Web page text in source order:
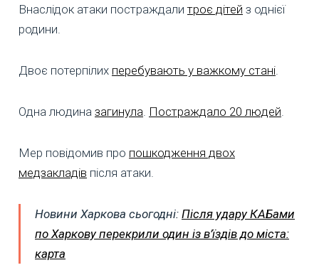
Внаслідок атаки постраждалитроє дітей з однієї
родини.
Двоє потерпілих перебувають у важкому стані.
Одна людина загинула. Постраждало 20 людей.
Мер повідомив про пошкодження двох
медзакладів після атаки.
Новини Харкова сьогодні: Після удару КАБами
по Харкову перекрили один із в’їздів до міста:
карта